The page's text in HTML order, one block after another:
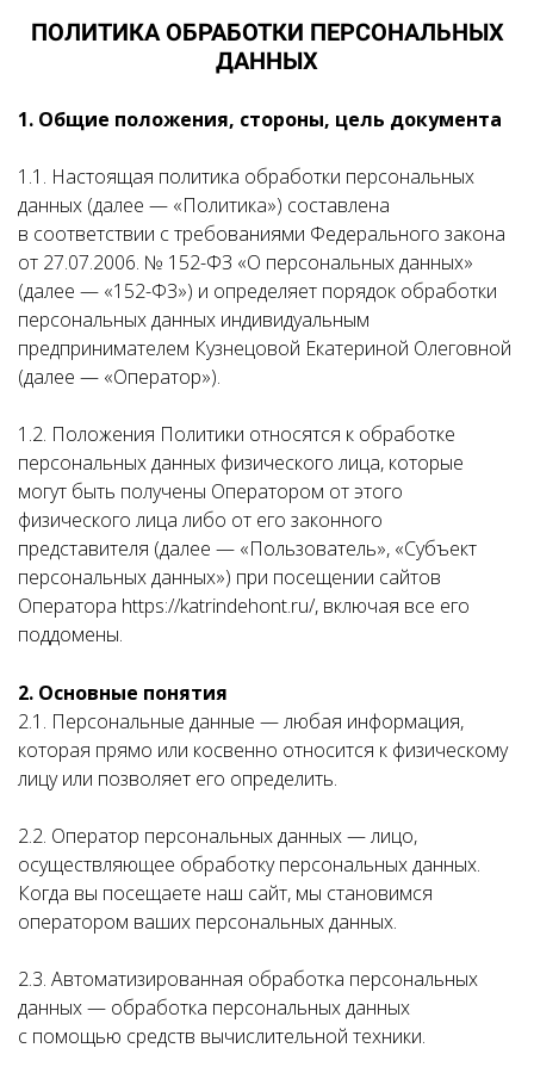
ПОЛИТИКА ОБРАБОТКИ ПЕРСОНАЛЬНЫХ
ДАННЫХ
1. Общие положения, стороны, цель документа
1.1. Настоящая политика обработки персональных
данных (далее — «Политика») составлена
в соответствии с требованиями Федерального закона
от 27.07.2006. № 152-ФЗ «О персональных данных»
(далее — «152-ФЗ») и определяет порядок обработки
персональных данных индивидуальным
предпринимателем Кузнецовой Екатериной Олеговной
(далее — «Оператор»).
1.2. Положения Политики относятся к обработке
персональных данных физического лица, которые
могут быть получены Оператором от этого
физического лица либо от его законного
представителя (далее — «Пользователь», «Субъект
персональных данных») при посещении сайтов
Оператора https://katrindehont.ru/, включая все его
поддомены.
2. Основные понятия
2.1. Персональные данные — любая информация,
которая прямо или косвенно относится к физическому
лицу или позволяет его определить.
2.2. Оператор персональных данных — лицо,
осуществляющее обработку персональных данных.
Когда вы посещаете наш сайт, мы становимся
оператором ваших персональных данных.
2.3. Автоматизированная обработка персональных
данных — обработка персональных данных
с помощью средств вычислительной техники.